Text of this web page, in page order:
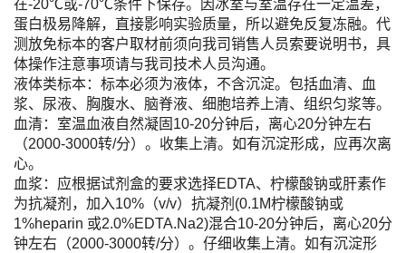
在-20℃或-70℃条件下保存。因冰室与室温存在一定温差，
蛋白极易降解，直接影响实验质量，所以避免反复冻融。代
测放免标本的客户取材前须向我司销售人员索要说明书，具
体操作注意事项请与我司技术人员沟通。
液体类标本：标本必须为液体，不含沉淀。包括血清、血
浆、尿液、胸腹水、脑脊液、细胞培养上清、组织匀浆等。
血清：室温血液自然凝固10-20分钟后，离心20分钟左右
（2000-3000转/分）。收集上清。如有沉淀形成，应再次离
心。
血浆：应根据试剂盒的要求选择EDTA、柠檬酸钠或肝素作
为抗凝剂，加入10%（v/v）抗凝剂(0.1M柠檬酸钠或
1%heparin 或2.0%EDTA.Na2)混合10-20分钟后，离心20分
钟左右（2000-3000转/分）。仔细收集上清。如有沉淀形